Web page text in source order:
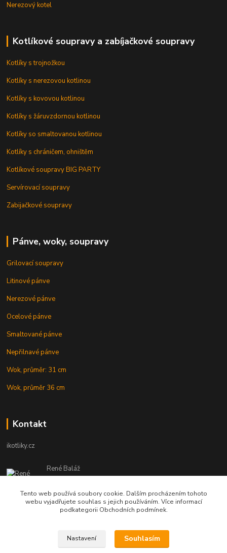
Nerezový kotel
Kotlíkové soupravy a zabíjačkové soupravy
Kotlíky s trojnožkou
Kotlíky s nerezovou kotlinou
Kotlíky s kovovou kotlinou
Kotlíky s žáruvzdornou kotlinou
Kotlíky so smaltovanou kotlinou
Kotlíky s chráničem, ohništěm
Kotlíkové soupravy BIG PARTY
Servírovací soupravy
Zabijačkové soupravy
Pánve, woky, soupravy
Grilovací soupravy
Litinové pánve
Nerezové pánve
Ocelové pánve
Smaltované pánve
Nepřilnavé pánve
Wok, průměr: 31 cm
Wok, průměr 36 cm
Kontakt
ikotliky.cz
René Baláž
Eshop: +421 902 212 007
od 8:00 - do 16:00 hod
info@ikotliky.cz
Tento web používá soubory cookie. Dalším procházením tohoto
webu vyjadřujete souhlas s jejich používáním. Více informací
podkategorii Obchodních podmínek.
Nastavení Souhlasím